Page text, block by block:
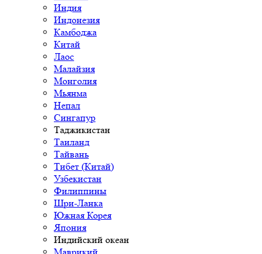
Индия
Индонезия
Камбоджа
Китай
Лаос
Малайзия
Монголия
Мьянма
Непал
Сингапур
Таджикистан
Таиланд
Тайвань
Тибет (Китай)
Узбекистан
Филиппины
Шри-Ланка
Южная Корея
Япония
Индийский океан